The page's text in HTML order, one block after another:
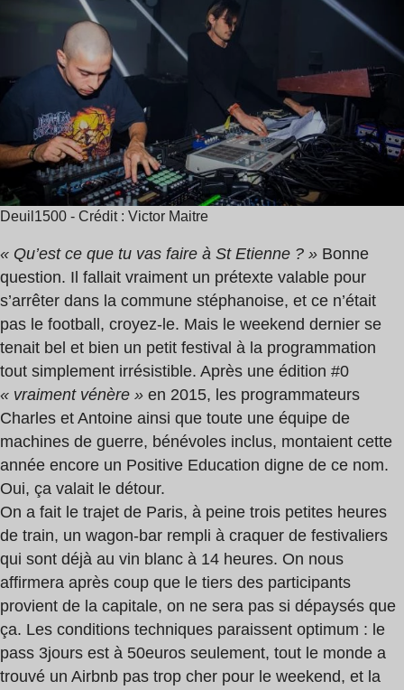
min
Deuil1500 - Crédit : Victor Maitre
« Qu’est ce que tu vas faire à St Etienne ? » Bonne
question. Il fallait vraiment un prétexte valable pour
s’arrêter dans la commune stéphanoise, et ce n’était
pas le football, croyez-le. Mais le weekend dernier se
tenait bel et bien un petit festival à la programmation
tout simplement irrésistible. Après une édition #0
« vraiment vénère » en 2015, les programmateurs
Charles et Antoine ainsi que toute une équipe de
machines de guerre, bénévoles inclus, montaient cette
année encore un Positive Education digne de ce nom.
Oui, ça valait le détour.
On a fait le trajet de Paris, à peine trois petites heures
de train, un wagon-bar rempli à craquer de festivaliers
qui sont déjà au vin blanc à 14 heures. On nous
affirmera après coup que le tiers des participants
provient de la capitale, on ne sera pas si dépaysés que
ça. Les conditions techniques paraissent optimum : le
pass 3jours est à 50euros seulement, tout le monde a
trouvé un Airbnb pas trop cher pour le weekend, et la